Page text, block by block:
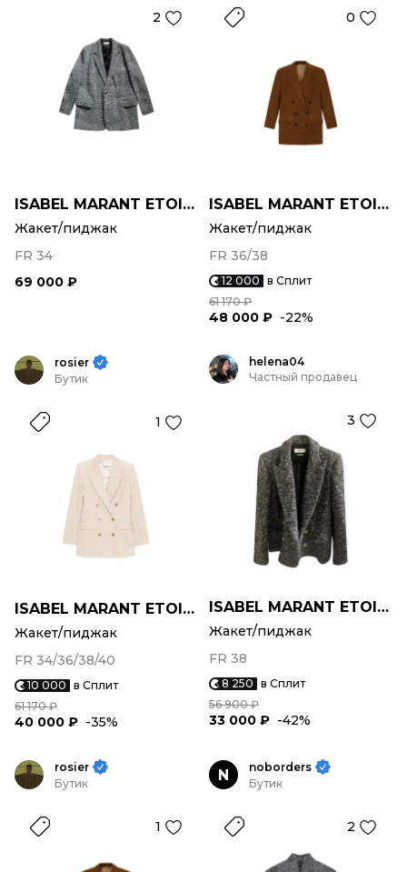
2
ISABEL MARANT ETOILE
Жакет/пиджак
FR 34
69 000 ₽
0
ISABEL MARANT ETOILE
Жакет/пиджак
FR 36/38
12 000 в Сплит
61 170 ₽
48 000 ₽ -22%
rosier
Бутик
1
ISABEL MARANT ETOILE
Жакет/пиджак
FR 34/36/38/40
10 000 в Сплит
61 170 ₽
40 000 ₽ -35%
helena04
Частный продавец
3
ISABEL MARANT ETOILE
Жакет/пиджак
FR 38
8 250 в Сплит
56 900 ₽
33 000 ₽ -42%
rosier
Бутик
1
N
noborders
Бутик
2